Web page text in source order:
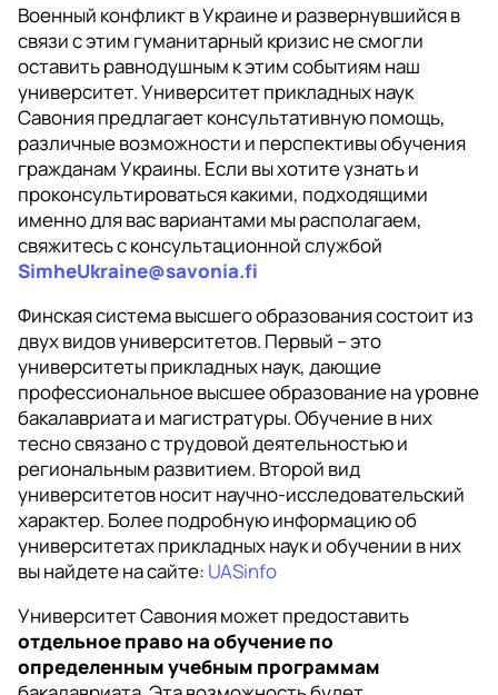
Военный конфликт в Украине и развернувшийся в
связи с этим гуманитарный кризис не смогли
оставить равнодушным к этим событиям наш
университет. Университет прикладных наук
Савония предлагает консультативную помощь,
различные возможности и перспективы обучения
гражданам Украины. Если вы хотите узнать и
проконсультироваться какими, подходящими
именно для вас вариантами мы располагаем,
свяжитесь с консультационной службой
SimheUkraine@savonia.fi
Финская система высшего образования состоит из
двух видов университетов. Первый – это
университеты прикладных наук, дающие
профессиональное высшее образование на уровне
бакалавриата и магистратуры. Обучение в них
тесно связано с трудовой деятельностью и
региональным развитием. Второй вид
университетов носит научно-исследовательский
характер. Более подробную информацию об
университетах прикладных наук и обучении в них
вы найдете на сайте: UASinfo
Университет Савония может предоставить
отдельноеправо на обучение по
определенным учебным программам